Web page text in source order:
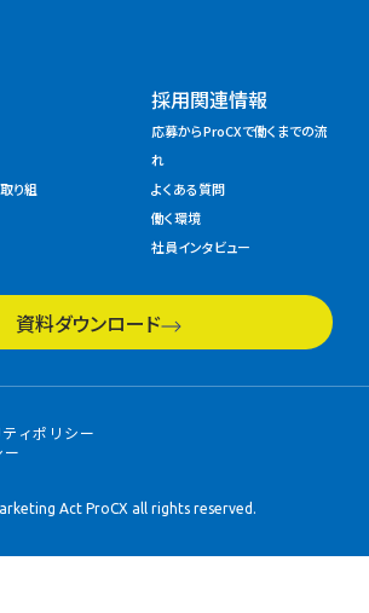
り組
採用関連情報
応募からProCXで働くまでの流
れ
よくある質問
働く環境
社員インタビュー
資料ダウンロード
ィポリシー
Act ProCX all rights reserved.